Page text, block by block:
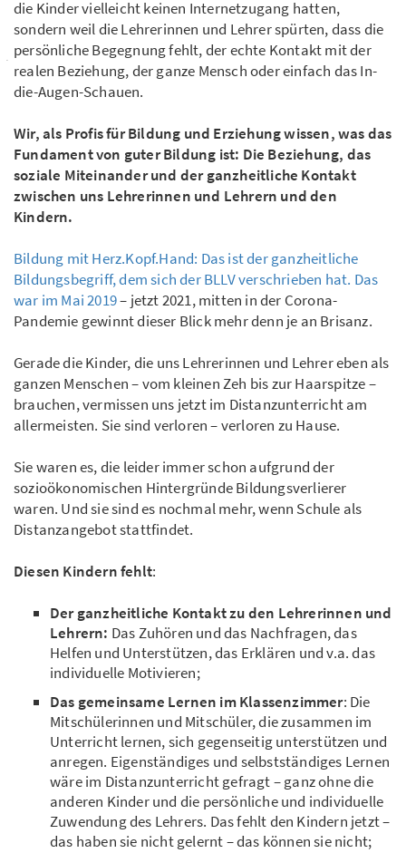
die Kinder vielleicht keinen Internetzugang hatten,
sondern weil die Lehrerinnen und Lehrer spürten, dass die
persönliche Begegnung fehlt, der echte Kontakt mit der
realen Beziehung, der ganze Mensch oder einfach das In-
die-Augen-Schauen.
Wir, als Profis für Bildung und Erziehung wissen, was das
Fundament von guter Bildung ist: Die Beziehung, das
soziale Miteinander und der ganzheitliche Kontakt
zwischen uns Lehrerinnen und Lehrern und den
Kindern.
Bildung mit Herz.Kopf.Hand: Das ist der ganzheitliche
Bildungsbegriff, dem sich der BLLV verschrieben hat. Das
war im Mai 2019– jetzt 2021, mitten in der Corona-
Pandemie gewinnt dieser Blick mehr denn je an Brisanz.
Gerade die Kinder, die uns Lehrerinnen und Lehrer eben als
ganzen Menschen – vom kleinen Zeh bis zur Haarspitze –
brauchen, vermissen uns jetzt im Distanzunterricht am
allermeisten. Sie sind verloren – verloren zu Hause.
Sie waren es, die leider immer schon aufgrund der
sozioökonomischen Hintergründe Bildungsverlierer
waren. Und sie sind es nochmal mehr, wenn Schule als
Distanzangebot stattfindet.
Diesen Kindern fehlt:
Der ganzheitliche Kontakt zu den Lehrerinnen und
Lehrern: Das Zuhören und das Nachfragen, das
Helfen und Unterstützen, das Erklären und v.a. das
individuelle Motivieren;
Das gemeinsame Lernen im Klassenzimmer: Die
Mitschülerinnen und Mitschüler, die zusammen im
Unterricht lernen, sich gegenseitig unterstützen und
anregen. Eigenständiges und selbstständiges Lernen
wäre im Distanzunterricht gefragt – ganz ohne die
anderen Kinder und die persönliche und individuelle
Zuwendung des Lehrers. Das fehlt den Kindern jetzt –
das haben sie nicht gelernt – das können sie nicht;